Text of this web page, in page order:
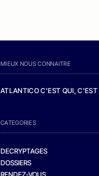
MIEUX NOUS CONNAITRE
ATLANTICO C'EST QUI, C'EST
CATEGORIES
DECRYPTAGES
DOSSIERS
RENDEZ-VOUS